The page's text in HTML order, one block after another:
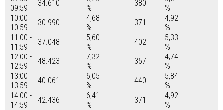
09:59
34.610
%
380
%
10:00 -
10:59
30.990
4,68
%
371
4,92
%
11:00 -
11:59
37.048
5,60
%
402
5,33
%
12:00 -
12:59
48.423
7,32
%
357
4,74
%
13:00 -
13:59
40.061
6,05
%
440
5,84
%
14:00 -
14:59
42.436
6,41
%
371
4,92
%